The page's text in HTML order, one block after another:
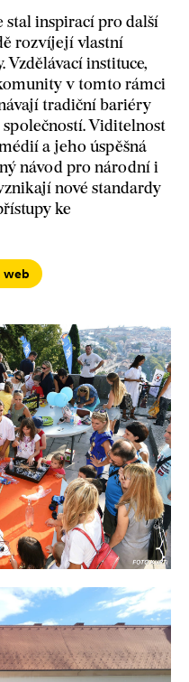
stal inspirací pro další
rozvíjejí vlastní
Vzdělávací instituce,
v tomto rámci
tradiční bariéry
Viditelnost
a jeho úspěšná
návod pro národní i
nové standardy
ke
web